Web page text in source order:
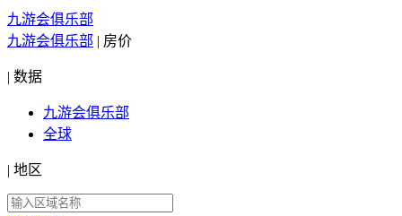
九游会俱乐部
九游会俱乐部 | 房价
| 数据
九游会俱乐部
全球
| 地区